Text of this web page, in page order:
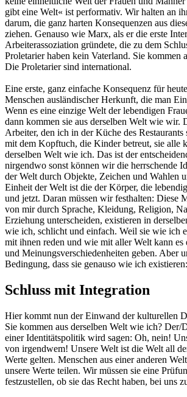
gibt eine Welt« ist performativ. Wir halten an
darum, die ganz harten Konsequenzen aus
ziehen. Genauso wie Marx, als er die erste
Arbeiterassoziation gründete, die zu dem
Proletarier haben kein Vaterland. Sie kommen
Die Proletarier sind international.
Eine erste, ganz einfache Konsequenz für
Menschen ausländischer Herkunft, die man
Wenn es eine einzige Welt der lebendigen
dann kommen sie aus derselben Welt wie wir.
Arbeiter, den ich in der Küche des Restaurants
mit dem Kopftuch, die Kinder betreut, sie alle
derselben Welt wie ich. Das ist der
nirgendwo sonst können wir die herrschende
der Welt durch Objekte, Zeichen und Wahlen
Einheit der Welt ist die der Körper, die
und jetzt. Daran müssen wir festhalten: Diese
von mir durch Sprache, Kleidung, Religion,
Erziehung unterscheiden, existieren in
wie ich, schlicht und einfach. Weil sie wie ich
mit ihnen reden und wie mit aller Welt kann es
und Meinungsverschiedenheiten geben. Aber
Bedingung, dass sie genauso wie ich
Schluss mit Integration
Hier kommt nun der Einwand der kulturellen
Sie kommen aus derselben Welt wie ich? Der/
einer Identitätspolitik wird sagen: Oh, nein!
von irgendwem! Unsere Welt ist die Welt all
Werte gelten. Menschen aus einer anderen
unsere Werte teilen. Wir müssen sie eine
festzustellen, ob sie das Recht haben, bei uns